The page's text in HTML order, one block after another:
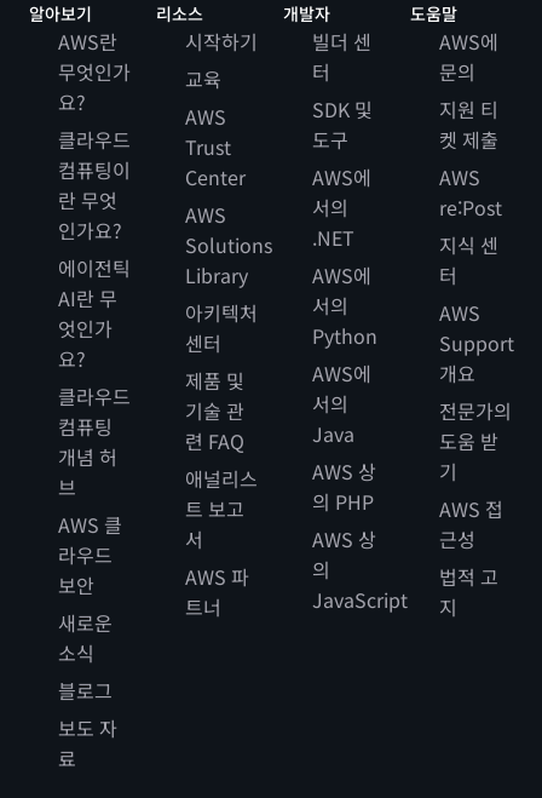
알아보기
AWS란
무엇인가
요?
클라우드
컴퓨팅이
란 무엇
인가요?
에이전틱
AI란 무
엇인가
요?
클라우드
컴퓨팅
개념 허
브
AWS 클
라우드
보안
새로운
소식
블로그
보도 자
료
리소스
시작하기
교육
AWS
Trust
Center
AWS
Solutions
Library
아키텍처
센터
제품 및
기술 관
련 FAQ
애널리스
트 보고
서
AWS 파
트너
개발자
빌더 센
터
SDK 및
도구
AWS에
서의
.NET
AWS에
서의
Python
AWS에
서의
Java
AWS 상
의 PHP
AWS 상
의
JavaScript
도움말
AWS에
문의
지원 티
켓 제출
AWS
re:Post
지식 센
터
AWS
Support
개요
전문가의
도움 받
기
AWS 접
근성
법적 고
지